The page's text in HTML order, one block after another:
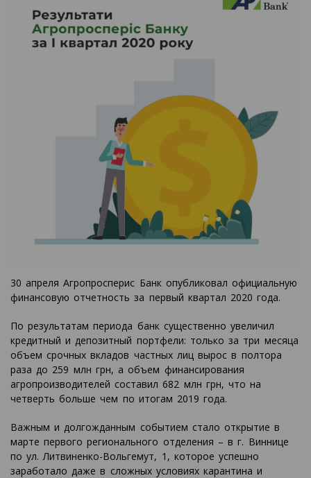
30 апреля Агропросперис Банк опубликовал официальную
финансовую отчетность за первый квартал 2020 года.
По результатам периода банк существенно увеличил
кредитный и депозитный портфели: только за три месяца
объем срочных вкладов частных лиц вырос в полтора
раза до 259 млн грн, а объем финансирования
агропроизводителей составил 682 млн грн, что на
четверть больше чем по итогам 2019 года.
Важным и долгожданным событием стало открытие в
марте первого регионального отделения – в г. Виннице
по ул. Литвиненко-Вольгемут, 1, которое успешно
заработало даже в сложных условиях карантина и